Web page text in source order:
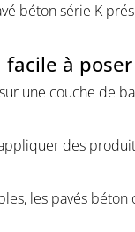
béton série K
facile à poser
une couche de
des
les pavés